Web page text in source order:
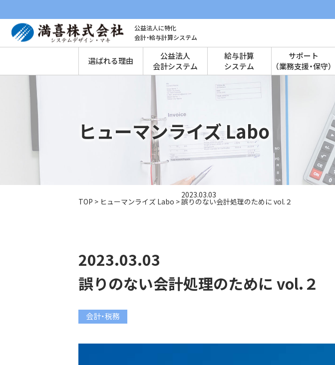
公益法人に特化
会計・給与計算システム
選ばれる理由
公益法人
会計システム
給与計算
システム
サポート
（業務支援・保守）
ヒューマンライズ Labo
TOP > ヒューマンライズ Labo >
2023.03.03
誤りのない会計処理のために vol.２
2023.03.03
誤りのない会計処理のために vol.２
会計・税務